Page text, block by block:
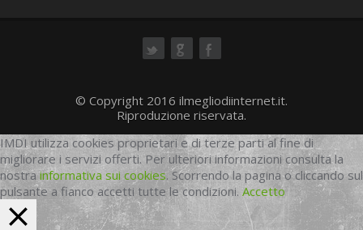
© Copyright 2016 ilmegliodiinternet.it.
Riproduzione riservata.
IMDI utilizza cookies proprietari e di terze parti al fine di
migliorare i servizi offerti. Per ulteriori informazioni consulta la
nostrainformativa sui cookies. Scorrendo la pagina o cliccando sul
pulsante a fianco accetti tutte le condizioni. Accetto